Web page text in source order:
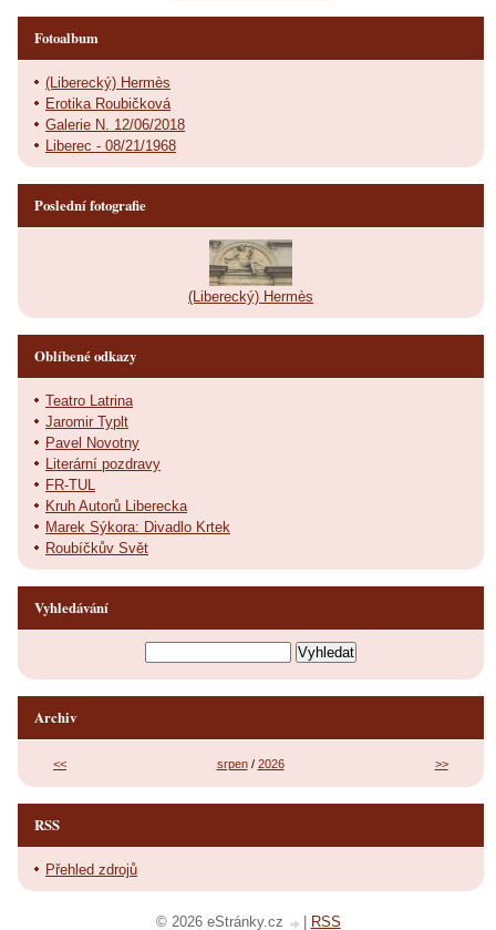
Fotoalbum
(Liberecký) Hermès
Erotika Roubičková
Galerie N. 12/06/2018
Liberec - 08/21/1968
Poslední fotografie
(Liberecký) Hermès
Oblíbené odkazy
Teatro Latrina
Jaromir Typlt
Pavel Novotny
Literární pozdravy
FR-TUL
Kruh Autorů Liberecka
Marek Sýkora: Divadlo Krtek
Roubíčkův Svět
Vyhledávání
Archiv
<< srpen/ 2026 >>
RSS
Přehled zdrojů
© 2026 eStránky.cz RSS